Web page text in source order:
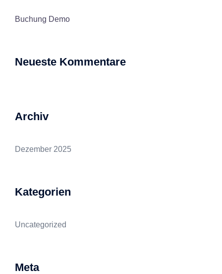
Buchung Demo
Neueste Kommentare
Archiv
Dezember 2025
Kategorien
Uncategorized
Meta